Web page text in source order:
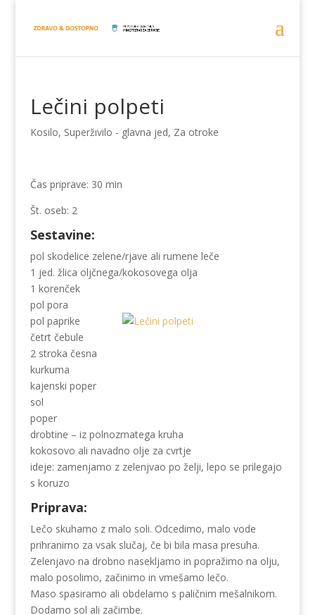
Lečini polpeti
Kosilo, Superživilo - glavna jed, Za otroke
Čas priprave: 30 min
Št. oseb: 2
Sestavine:
pol skodelice zelene/rjave ali rumene leče
1 jed. žlica oljčnega/kokosovega olja
1 korenček
pol pora
pol paprike
četrt čebule
2 stroka česna
kurkuma
kajenski poper
sol
poper
drobtine – iz polnozrnatega kruha
kokosovo ali navadno olje za cvrtje
ideje: zamenjamo z zelenjvao po želji, lepo se prilegajo
s koruzo
Priprava:
Lečo skuhamo z malo soli. Odcedimo, malo vode
prihranimo za vsak slučaj, če bi bila masa presuha.
Zelenjavo na drobno nasekljamo in popražimo na olju,
malo posolimo, začinimo in vmešamo lečo.
Maso spasiramo ali obdelamo s paličnim mešalnikom.
Dodamo sol ali začimbe.